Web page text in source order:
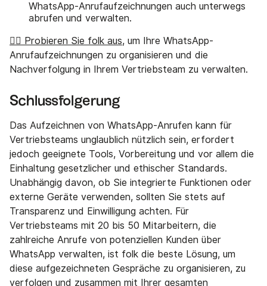
WhatsApp-Anrufaufzeichnungen auch unterwegs
abrufen und verwalten.
👉🏼 Probieren Sie folk aus, um Ihre WhatsApp-
Anrufaufzeichnungen zu organisieren und die
Nachverfolgung in Ihrem Vertriebsteam zu verwalten.
Schlussfolgerung
Das Aufzeichnen von WhatsApp-Anrufen kann für
Vertriebsteams unglaublich nützlich sein, erfordert
jedoch geeignete Tools, Vorbereitung und vor allem die
Einhaltung gesetzlicher und ethischer Standards.
Unabhängig davon, ob Sie integrierte Funktionen oder
externe Geräte verwenden, sollten Sie stets auf
Transparenz und Einwilligung achten. Für
Vertriebsteams mit 20 bis 50 Mitarbeitern, die
zahlreiche Anrufe von potenziellen Kunden über
WhatsApp verwalten, ist folk die beste Lösung, um
diese aufgezeichneten Gespräche zu organisieren, zu
verfolgen und zusammen mit Ihrer gesamten